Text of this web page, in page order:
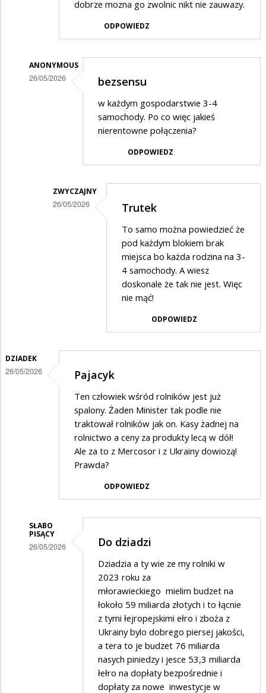
dobrze mozna go zwolnic nikt nie zauwazy.
ODPOWIEDZ
ANONYMOUS
26/05/2026
odpowiedzi
Minister
bezsensu
w każdym gospodarstwie 3-4
samochody. Po co więc jakieś
nierentowne połączenia?
ODPOWIEDZ
ZWYCZAJNY
26/05/2026 Trutek
To samo można powiedzieć że
pod każdym blokiem brak
miejsca bo każda rodzina na 3-
4 samochody. A wiesz
doskonale że tak nie jest. Więc
nie mąć!
ODPOWIEDZ
DZIADEK
26/05/2026 Pajacyk
Ten człowiek wśród rolników jest już
spalony. Żaden Minister tak podle nie
traktował rolników jak on. Kasy żadnej na
rolnictwo a ceny za produkty lecą w dół!
Ale za to z Mercosor i z Ukrainy dowiozą!
Prawda?
ODPOWIEDZ
SŁABO
PISĄCY
26/05/2026 Do dziadzi
Dziadzia a ty wie ze my rolniki w
2023 roku za
młorawieckiego mielim budzet na
łokoło 59 miliarda złotych i to łącnie
z tymi łejropejskimi ełro i zboża z
Ukrainy bylo dobrego piersej jakości,
a tera to je budzet 76 miliarda
nasych piniedzy i jesce 53,3 miliarda
łełro na dopłaty bezpośrednie i
dopłaty za nowe inwestycje w